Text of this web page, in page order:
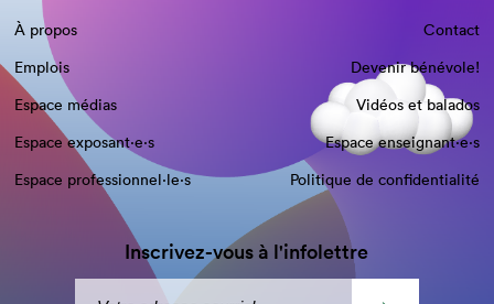
À propos
Contact
Emplois
Devenir bénévole!
Espace médias
Vidéos et balados
Espace exposant·e⋅s
Espace enseignant·e⋅s
Espace professionnel·le⋅s
Politique de confidentialité
Inscrivez-vous à l'infolettre